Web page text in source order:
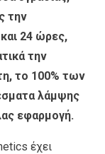
την
24 ώρες,
την
το 100% των
λάμψης
εφαρμογή.
έχει